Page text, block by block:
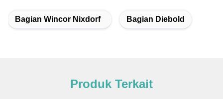
Bagian Wincor Nixdorf Bagian Diebold
Produk Terkait